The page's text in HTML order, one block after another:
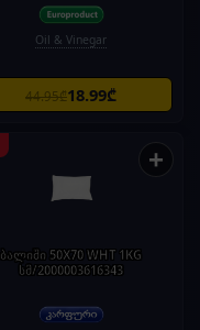
Oil & Vinegar
44.95₾18.99₾
+
ბალიში 50X70 WHT 1KG
სმ/2000003616343